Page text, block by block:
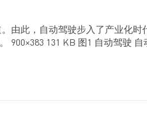
由此，自动驾驶步入了产业化时
131 KB 图1 自动驾驶 自